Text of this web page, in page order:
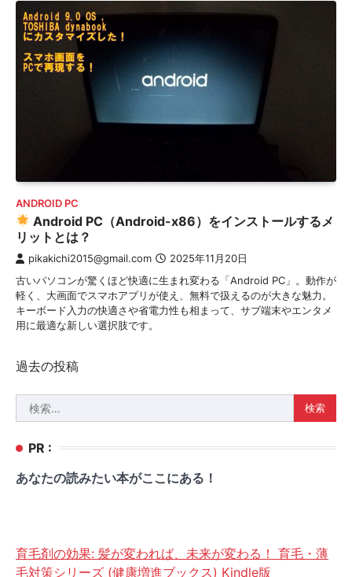
ANDROID PC
Android PC（Android-x86）をインストールするメ
リットとは？
pikakichi2015@gmail.com 2025年11月20日
古いパソコンが驚くほど快適に生まれ変わる「Android PC」。動作が
軽く、大画面でスマホアプリが使え、無料で扱えるのが大きな魅力。
キーボード入力の快適さや省電力性も相まって、サブ端末やエンタメ
用に最適な新しい選択肢です。
投
稿
ナ
ビ
ー
ン
過去の投稿
索:
PR :
あなたの読みたい本がここにある！
育毛剤の効果: 髪が変われば、未来が変わる！ 育毛・薄
毛対策シリーズ (健康増進ブックス) Kindle版